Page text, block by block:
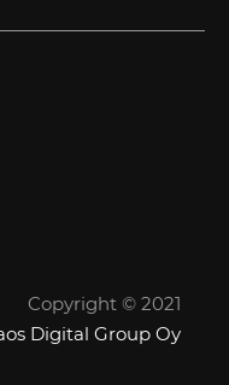
Copyright © 2021
Digital Group Oy